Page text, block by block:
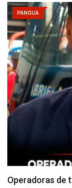
PANGUA
Niño